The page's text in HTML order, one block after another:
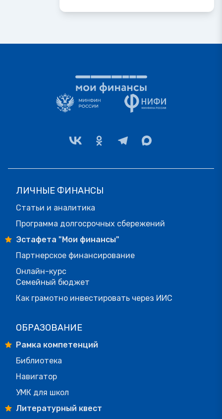
ЛИЧНЫЕ ФИНАНСЫ
Статьи и аналитика
Программа долгосрочных сбережений
Эстафета "Мои финансы"
Партнерское финансирование
Онлайн-курс
Семейный бюджет
Как грамотно инвестировать через ИИС
ОБРАЗОВАНИЕ
Рамка компетенций
Библиотека
Навигатор
УМК для школ
Литературный квест